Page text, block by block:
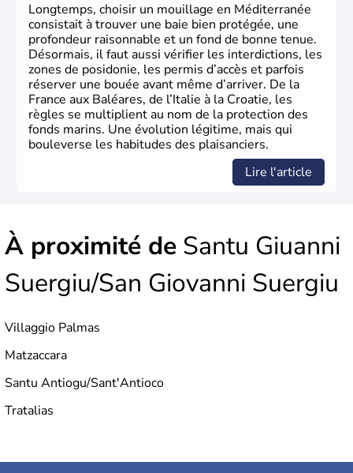
Longtemps, choisir un mouillage en Méditerranée
consistait à trouver une baie bien protégée, une
profondeur raisonnable et un fond de bonne tenue.
Désormais, il faut aussi vérifier les interdictions, les
zones de posidonie, les permis d’accès et parfois
réserver une bouée avant même d’arriver. De la
France aux Baléares, de l’Italie à la Croatie, les
règles se multiplient au nom de la protection des
fonds marins. Une évolution légitime, mais qui
bouleverse les habitudes des plaisanciers.
Lire l'article
À proximité de Santu Giuanni
Suergiu/San Giovanni Suergiu
Villaggio Palmas
Matzaccara
Santu Antiogu/Sant'Antioco
Tratalias